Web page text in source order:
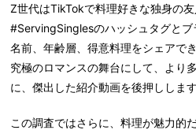
Z世代はTikTokで料理好きな独身の友
#ServingSinglesのハッシュタグとブ
名前、年齢層、得意料理をシェアで
究極のロマンスの舞台にして、より
に、傑出した紹介動画を後押しします
この調査ではさらに、料理が魅力的